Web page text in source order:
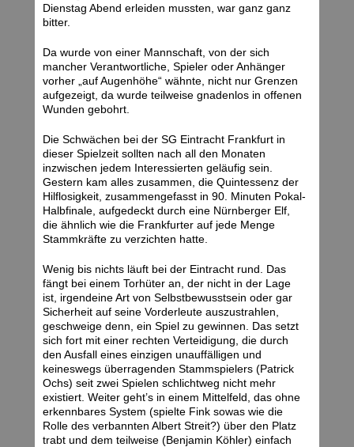
Dienstag Abend erleiden mussten, war ganz ganz
bitter.
Da wurde von einer Mannschaft, von der sich
mancher Verantwortliche, Spieler oder Anhänger
vorher „auf Augenhöhe“ wähnte, nicht nur Grenzen
aufgezeigt, da wurde teilweise gnadenlos in offenen
Wunden gebohrt.
Die Schwächen bei der SG Eintracht Frankfurt in
dieser Spielzeit sollten nach all den Monaten
inzwischen jedem Interessierten geläufig sein.
Gestern kam alles zusammen, die Quintessenz der
Hilflosigkeit, zusammengefasst in 90. Minuten Pokal-
Halbfinale, aufgedeckt durch eine Nürnberger Elf,
die ähnlich wie die Frankfurter auf jede Menge
Stammkräfte zu verzichten hatte.
Wenig bis nichts läuft bei der Eintracht rund. Das
fängt bei einem Torhüter an, der nicht in der Lage
ist, irgendeine Art von Selbstbewusstsein oder gar
Sicherheit auf seine Vorderleute auszustrahlen,
geschweige denn, ein Spiel zu gewinnen. Das setzt
sich fort mit einer rechten Verteidigung, die durch
den Ausfall eines einzigen unauffälligen und
keineswegs überragenden Stammspielers (Patrick
Ochs) seit zwei Spielen schlichtweg nicht mehr
existiert. Weiter geht’s in einem Mittelfeld, das ohne
erkennbares System (spielte Fink sowas wie die
Rolle des verbannten Albert Streit?) über den Platz
trabt und dem teilweise (Benjamin Köhler) einfach